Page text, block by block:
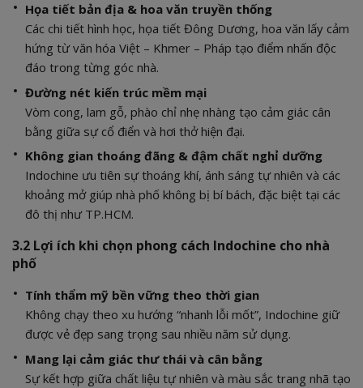
Họa tiết bản địa & hoa văn truyền thống
Các chi tiết hình học, họa tiết Đông Dương, hoa văn lấy cảm
hứng từ văn hóa Việt – Khmer – Pháp tạo điểm nhấn độc
đáo trong từng góc nhà.
Đường nét kiến trúc mềm mại
Vòm cong, lam gỗ, phào chỉ nhẹ nhàng tạo cảm giác cân
bằng giữa sự cổ điển và hơi thở hiện đại.
Không gian thoáng đãng & đậm chất nghỉ dưỡng
Indochine ưu tiên sự thoáng khí, ánh sáng tự nhiên và các
khoảng mở giúp nhà phố không bị bí bách, đặc biệt tại các
đô thị như TP.HCM.
3.2 Lợi ích khi chọn phong cách Indochine cho nhà
phố
Tính thẩm mỹ bền vững theo thời gian
Không chạy theo xu hướng “nhanh lỗi mốt”, Indochine giữ
được vẻ đẹp sang trọng sau nhiều năm sử dụng.
Mang lại cảm giác thư thái và cân bằng
Sự kết hợp giữa chất liệu tự nhiên và màu sắc trang nhã tạo